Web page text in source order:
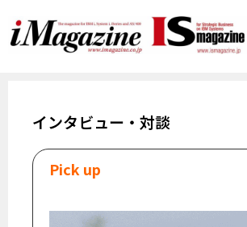
インタビュー・対談
Pick up